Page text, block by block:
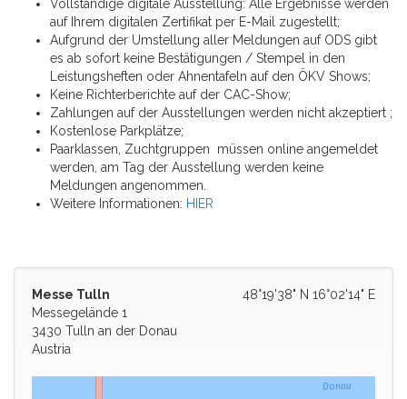
Vollständige digitale Ausstellung: Alle Ergebnisse werden
auf Ihrem digitalen Zertifikat per E-Mail zugestellt;
Aufgrund der Umstellung aller Meldungen auf ODS gibt
es ab sofort keine Bestätigungen / Stempel in den
Leistungsheften oder Ahnentafeln auf den ÖKV Shows;
Keine Richterberichte auf der CAC-Show;
Zahlungen auf der Ausstellungen werden nicht akzeptiert ;
Kostenlose Parkplätze;
Paarklassen, Zuchtgruppen müssen online angemeldet
werden, am Tag der Ausstellung werden keine
Meldungen angenommen.
Weitere Informationen: HIER
48°19'38" N 16°02'14" E
Messe Tulln
Messegelände 1
3430 Tulln an der Donau
Austria